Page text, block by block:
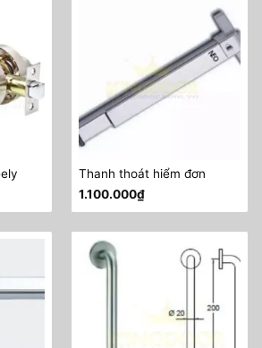
Thanh thoát hiểm đơn
1.100.000₫